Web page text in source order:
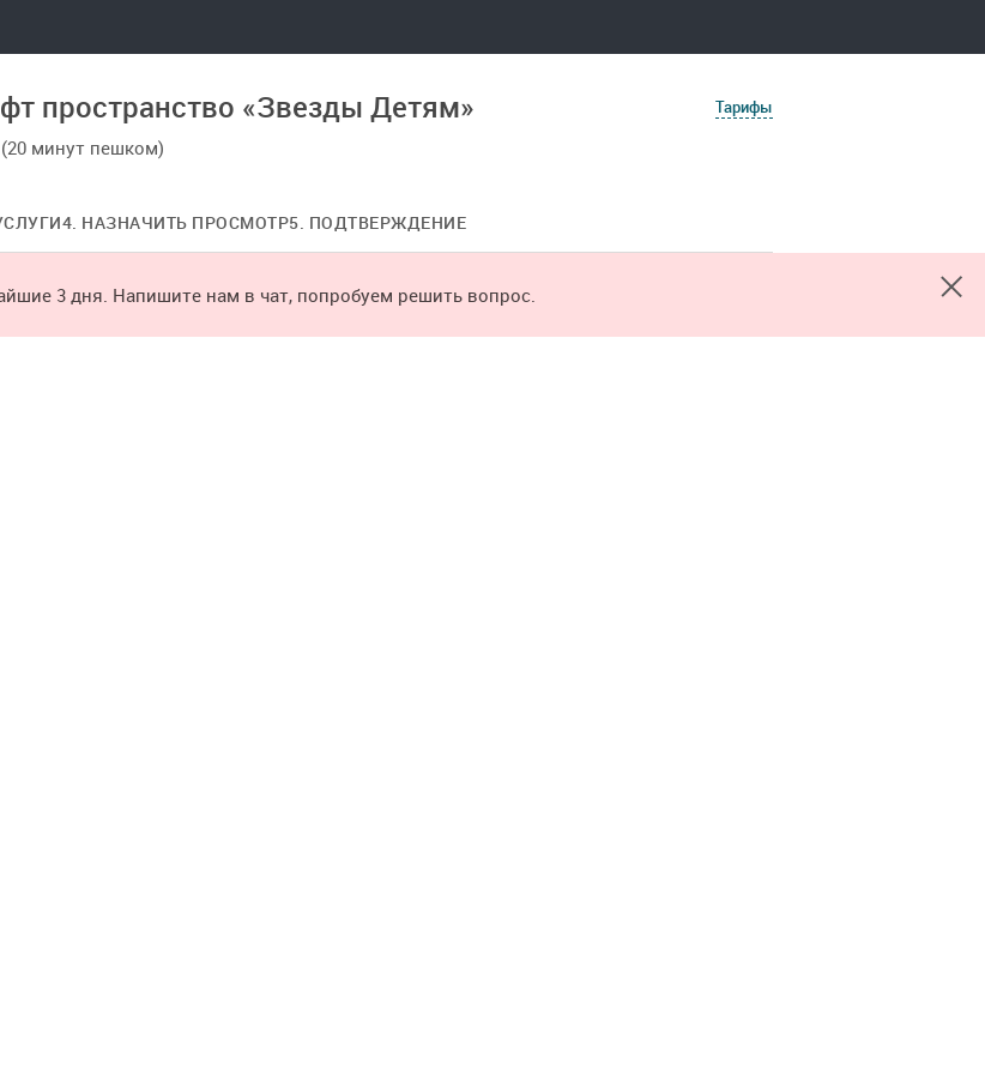
Тарифы
пространство «Звезды Детям»
минут пешком)
4. НАЗНАЧИТЬ ПРОСМОТР5. ПОДТВЕРЖДЕНИЕ
3 дня. Напишите нам в чат, попробуем решить вопрос.